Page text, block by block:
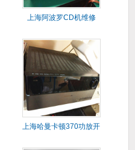
上海阿波罗CD机维修
上海哈曼卡顿370功放开